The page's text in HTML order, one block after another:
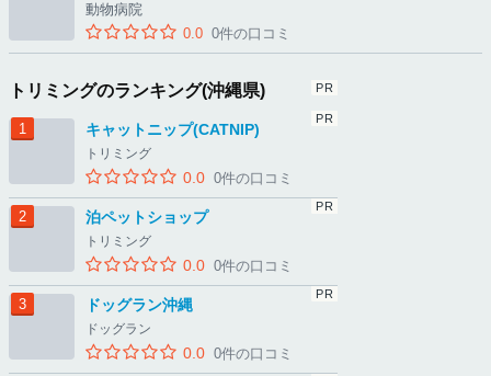
動物病院
0.0 0件の口コミ
トリミングのランキング(沖縄県)
キャットニップ(CATNIP)
トリミング
0.0 0件の口コミ
泊ペットショップ
トリミング
0.0 0件の口コミ
ドッグラン沖縄
ドッグラン
0.0 0件の口コミ